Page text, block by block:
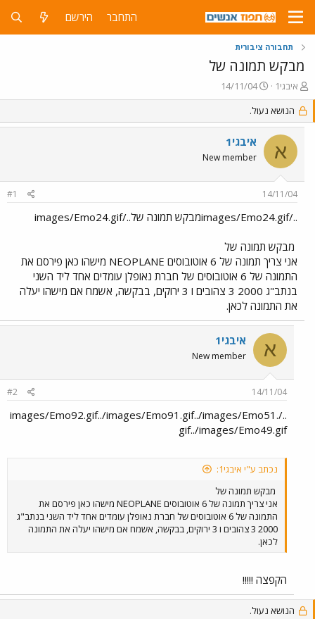
התחבר הירשם
תחבורה ציבורית
מבקש תמונה של
פ
ו
ת
ח
נ
איבגי1
פ
ו
ר
ס
ם
ב
ת
14/11/04
הנושא נעול.
א איבגי1
New member
14/11/04
#1
../images/Emo24.gifמבקש תמונה של../images/Emo24.gif
מבקש תמונה של
אני צריך תמונה של 6 אוטובוסים NEOPLANE מישהו כאן פירסם את
התמונה של 6 אוטובוסים של חברת נאופלן עומדים אחד ליד השני
בנתב"ג 2000 3 צהובים ו 3 ירוקים, בבקשה, אשמח אם מישהו יעלה
את התמונה לכאן.
א איבגי1
New member
14/11/04
#2
../images/Emo92.gif../images/Emo91.gif../images/Emo51.
gif../images/Emo49.gif
נכתב ע"י איבגי1:
מבקש תמונה של
אני צריך תמונה של 6 אוטובוסים NEOPLANE מישהו כאן פירסם את
התמונה של 6 אוטובוסים של חברת נאופלן עומדים אחד ליד השני בנתב"ג
2000 3 צהובים ו 3 ירוקים, בבקשה, אשמח אם מישהו יעלה את התמונה
לכאן.
הקפצה !!!!!
הנושא נעול.